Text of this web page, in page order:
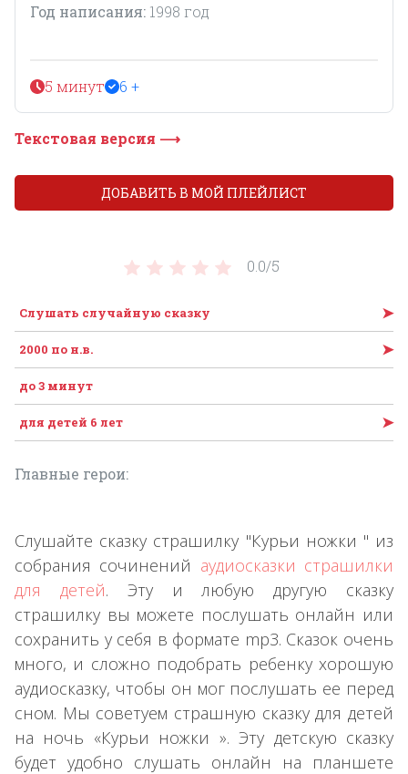
Год написания: 1998 год
5 минут 6 +
Текстовая версия ⟶
0.0/5
Слушать случайную сказку ➤
2000 по н.в. ➤
до 3 минут
для детей 6 лет ➤
Главные герои:
ДОБАВИТЬ В МОЙ ПЛЕЙЛИСТ
Слушайте сказку страшилку "Курьи ножки " из
собрания сочинений аудиосказки страшилки
для детей. Эту и любую другую сказку
страшилку вы можете послушать онлайн или
сохранить у себя в формате mp3. Сказок очень
много, и сложно подобрать ребенку хорошую
аудиосказку, чтобы он мог послушать ее перед
сном. Мы советуем страшную сказку для детей
на ночь «Курьи ножки ». Эту детскую сказку
будет удобно слушать онлайн на планшете